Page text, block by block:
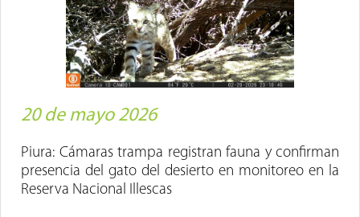
20 de mayo 2026
Piura: Cámaras trampa registran fauna y confirman
presencia del gato del desierto en monitoreo en la
Reserva Nacional Illescas